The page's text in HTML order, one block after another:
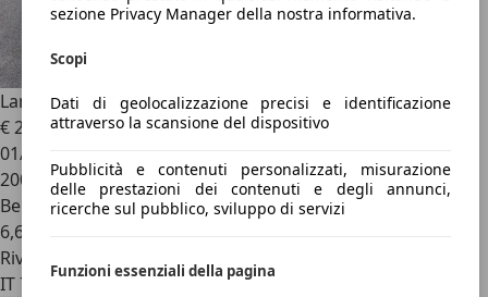
sezione Privacy Manager della nostra informativa.
Scopi
Dati di geolocalizzazione precisi e identificazione
attraverso la scansione del dispositivo
Pubblicità e contenuti personalizzati, misurazione
delle prestazioni dei contenuti e degli annunci,
ricerche sul pubblico, sviluppo di servizi
Funzioni essenziali della pagina
Lancia MUSA Musa I 2004 1.4 16v Zero 6
€ 2.600
01/2007
200.355 km
Benzina
6,6 l/100 km (comb.)
Rivenditore
IT 70054